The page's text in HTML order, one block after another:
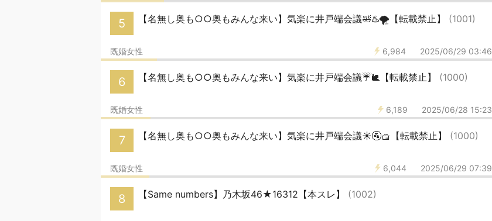
5 【名無し奥も○○奥もみんな来い】気楽に井戸端会議🛀♨️🌪️【転載禁止】 (1001)
6,984 2025/06/29 03:46
既婚女性
6 【名無し奥も○○奥もみんな来い】気楽に井戸端会議☔🐌【転載禁止】 (1000)
6,189 2025/06/28 15:23
既婚女性
7 【名無し奥も○○奥もみんな来い】気楽に井戸端会議☀🚰🧺【転載禁止】 (1000)
6,044 2025/06/29 07:39
既婚女性
8 【Same numbers】乃木坂46★16312【本スレ】 (1002)